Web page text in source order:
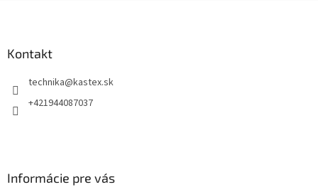
Kontakt
technika@kastex.sk
+421944087037
Informácie pre vás